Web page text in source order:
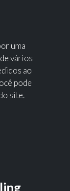
uma
vários
ao
pode
site.